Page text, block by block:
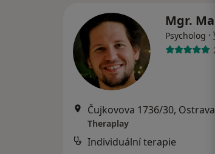
Mgr.
Psycholog ·
Čujkovova 1736/30, Ostrava
Theraplay
Individuální terapie